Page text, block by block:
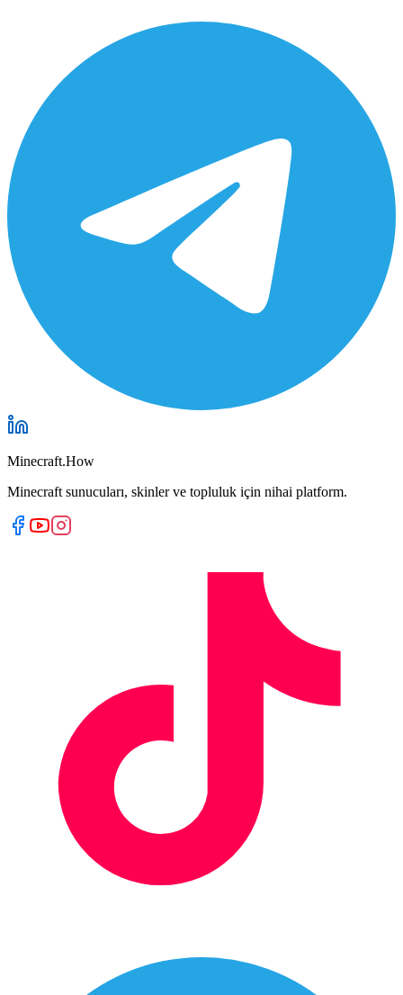
Minecraft.How
Minecraft sunucuları, skinler ve topluluk için nihai platform.